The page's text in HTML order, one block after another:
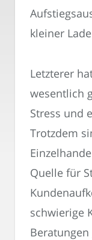
kleiner
Letzterer
wesentlich
Stress und
Trotzdem
Quelle für
schwierige